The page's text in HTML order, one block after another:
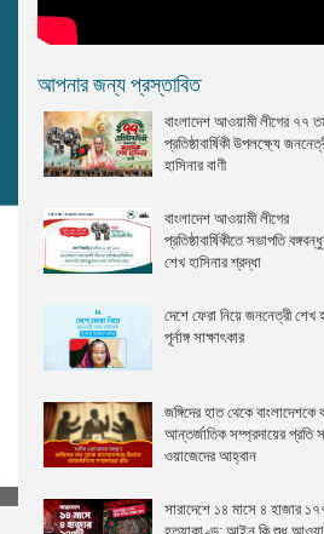
আপনার জন্য প্রস্তাবিত
বাংলাদেশ আওয়ামী লীগের ৭৭
প্রতিষ্ঠাবার্ষিকী উপলক্ষ্যে
হাসিনার বাণী
বাংলাদেশ আওয়ামী লীগের
প্রতিষ্ঠাবার্ষিকীতে সভাপতি
শেখ হাসিনার শ্রদ্ধা
দেশে ফেরা নিয়ে জননেত্রী শেখ
পূর্নাঙ্গ সাক্ষাৎকার
জঙ্গিদের হাত থেকে বাংলাদেশকে
আন্তর্জাতিক সম্প্রদায়ের প্রতি
ওয়াজেদের আহ্বান
সারাদেশে ১৪ মাসে ৪ হাজার